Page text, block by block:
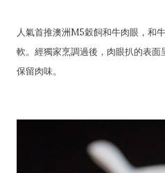
人氣首推澳洲M5穀飼和牛肉眼，和
軟。經獨家烹調過後，肉眼扒的表面
保留肉味。